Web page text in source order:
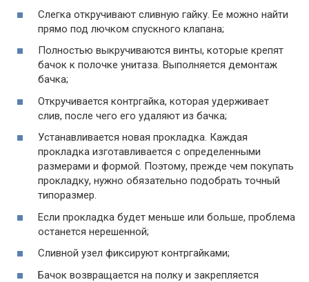
Слегка откручивают сливную гайку. Ее можно найти
прямо под лючком спускного клапана;
Полностью выкручиваются винты, которые крепят
бачок к полочке унитаза. Выполняется демонтаж
бачка;
Откручивается контргайка, которая удерживает
слив, после чего его удаляют из бачка;
Устанавливается новая прокладка. Каждая
прокладка изготавливается с определенными
размерами и формой. Поэтому, прежде чем покупать
прокладку, нужно обязательно подобрать точный
типоразмер.
Если прокладка будет меньше или больше, проблема
останется нерешенной;
Сливной узел фиксируют контргайками;
Бачок возвращается на полку и закрепляется